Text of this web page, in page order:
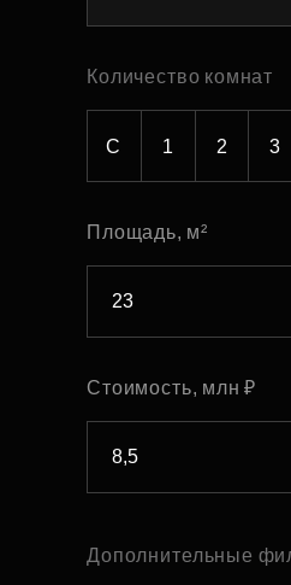
Количество комнат
С 1 2 3
Площадь, м²
Стоимость, млн ₽
Дополнительные